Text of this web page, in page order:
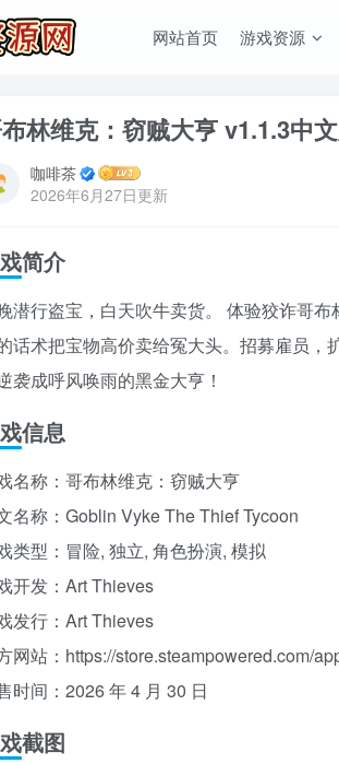
网站首页 游戏资源
林维克：窃贼大亨 v1.1.3中
咖啡茶
2026年6月27日更新
简介
潜行盗宝，白天吹牛卖货。 体验狡诈哥
话术把宝物高价卖给冤大头。招募雇员
袭成呼风唤雨的黑金大亨！
信息
名称：哥布林维克：窃贼大亨
名称：Goblin Vyke The Thief Tycoon
类型：冒险, 独立, 角色扮演, 模拟
开发：Art Thieves
发行：Art Thieves
网站：https://store.steampowered.com/
时间：2026 年 4 月 30 日
截图